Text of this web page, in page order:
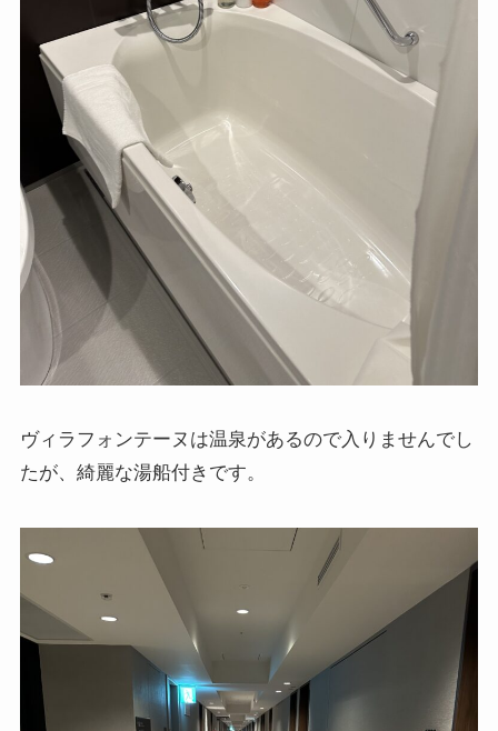
ヴィラフォンテーヌは温泉があるので入りませんでし
たが、綺麗な湯船付きです。